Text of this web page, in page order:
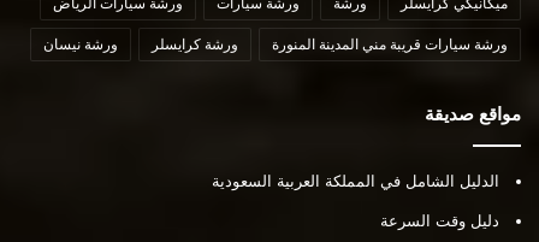
ورشة سيارات قريبة مني المدينة المنورة ورشة كرايسلر ورشة نيسان
مواقع صديقة
الدليل الشامل في المملكة العربية السعودية
دليل وقت السرعة